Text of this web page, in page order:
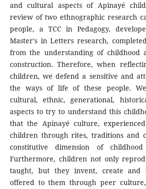
and cultural aspects of Apinayé
review of two ethnographic research
people, a TCC in Pedagogy,
Master's in Letters research,
from the understanding of childhood
construction. Therefore, when
children, we defend a sensitive and
the ways of life of these people.
cultural, ethnic, generational,
aspects to try to understand this
that the Apinayé culture,
children through rites, traditions and
constitutive dimension of
Furthermore, children not only
taught, but they invent, create and
offered to them through peer